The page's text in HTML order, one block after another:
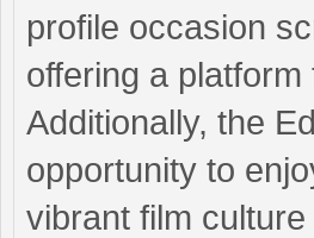
profile occasion
offering a
Additionally, the
opportunity to
vibrant film